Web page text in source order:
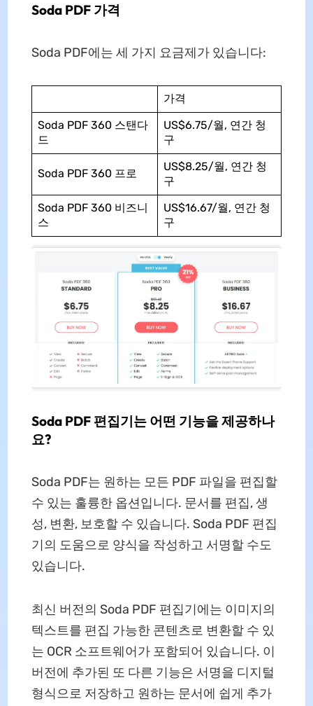
Soda PDF 가격
Soda PDF에는 세 가지 요금제가 있습니다:
가격
Soda PDF 360 스탠다
드
US$6.75/월, 연간 청
구
Soda PDF 360 프로
US$8.25/월, 연간 청
구
Soda PDF 360 비즈니
스
US$16.67/월, 연간 청
구
Soda PDF 편집기는 어떤 기능을 제공하나
요?
Soda PDF는 원하는 모든 PDF 파일을 편집할
수 있는 훌륭한 옵션입니다. 문서를 편집, 생
성, 변환, 보호할 수 있습니다. Soda PDF 편집
기의 도움으로 양식을 작성하고 서명할 수도
있습니다.
최신 버전의 Soda PDF 편집기에는 이미지의
텍스트를 편집 가능한 콘텐츠로 변환할 수 있
는 OCR 소프트웨어가 포함되어 있습니다. 이
버전에 추가된 또 다른 기능은 서명을 디지털
형식으로 저장하고 원하는 문서에 쉽게 추가